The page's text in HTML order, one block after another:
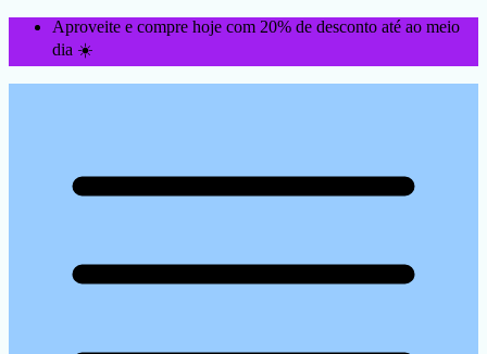
Aproveite e compre hoje com 20% de desconto até ao meio
dia ☀️